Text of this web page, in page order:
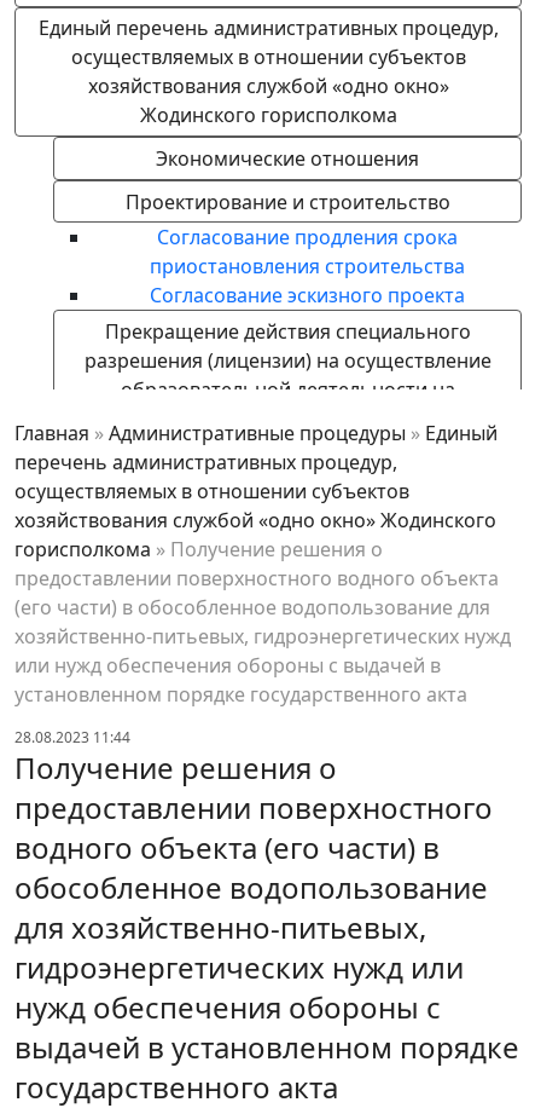
Главная »Административные процедуры » Единый
перечень административных процедур,
осуществляемых в отношении субъектов
хозяйствования службой «одно окно» Жодинского
горисполкома » Получение решения о
предоставлении поверхностного водного объекта
(его части) в обособленное водопользование для
хозяйственно-питьевых, гидроэнергетических нужд
или нужд обеспечения обороны с выдачей в
установленном порядке государственного акта
28.08.2023 11:44
Получение решения о
предоставлении поверхностного
водного объекта (его части) в
обособленное водопользование
для хозяйственно-питьевых,
гидроэнергетических нужд или
нужд обеспечения обороны с
выдачей в установленном порядке
государственного акта
Единый перечень административных процедур,
осуществляемых в отношении субъектов
хозяйствования службой «одно окно»
Жодинского горисполкома
Экономические отношения
Проектирование и строительство
Согласование продления срока
приостановления строительства
Согласование эскизного проекта
Прекращение действия специального
разрешения (лицензии) на осуществление
образовательной деятельности на
прекращении осуществления
лицензируемого вида деятельности
Внесение изменения в специальное
разрешение (лицензию) на осуществление
образовательной деятельности
Установление норм расхода и (или)
предельных уровней потребления топливно-
энергетических ресурсов для юридических
лиц с годовым суммарным потреблением
топливно-энергетических ресурсов 300 тонн
условного топлива и более и (или)
юридических лиц, имеющи
Согласование содержания наружной
рекламы, рекламы на транспортном средстве
Переоформление разрешения на
размещение средства наружной рекламы
Продление действия разрешения на
размещение средства наружной рекламы
Получение разрешения на размещение
средства наружной рекламы